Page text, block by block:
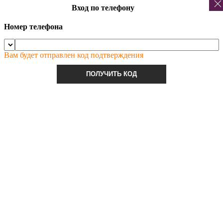
Вход по телефону
Номер телефона
Вам будет отправлен код подтверждения
ПОЛУЧИТЬ КОД